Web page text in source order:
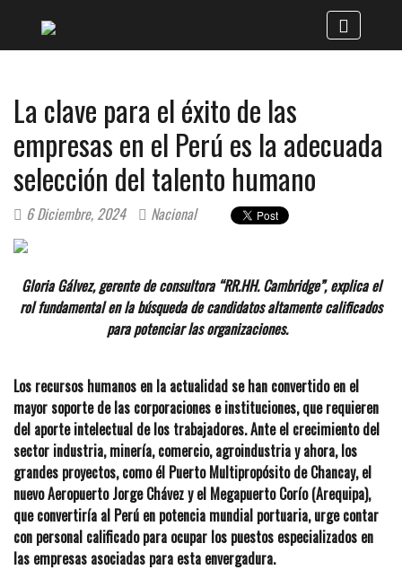
La clave para el éxito de las
empresas en el Perú es la adecuada
selección del talento humano
6 Diciembre, 2024 Nacional
Gloria Gálvez, gerente de consultora “RR.HH. Cambridge”, explica el
rol fundamental en la búsqueda de candidatos altamente calificados
para potenciar las organizaciones.
Los recursos humanos en la actualidad se han convertido en el
mayor soporte de las corporaciones e instituciones, que requieren
del aporte intelectual de los trabajadores. Ante el crecimiento del
sector industria, minería, comercio, agroindustria y ahora, los
grandes proyectos, como él Puerto Multipropósito de Chancay, el
nuevo Aeropuerto Jorge Chávez y el Megapuerto Corío (Arequipa),
que convertiría al Perú en potencia mundial portuaria, urge contar
con personal calificado para ocupar los puestos especializados en
las empresas asociadas para esta envergadura.